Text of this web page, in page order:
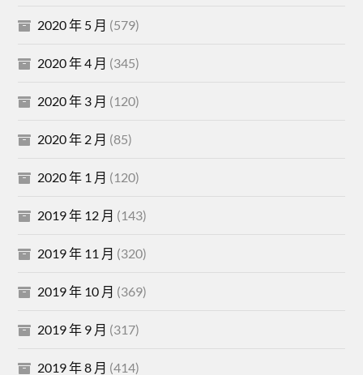
2020 年 5 月 (579)
2020 年 4 月 (345)
2020 年 3 月 (120)
2020 年 2 月 (85)
2020 年 1 月 (120)
2019 年 12 月 (143)
2019 年 11 月 (320)
2019 年 10 月 (369)
2019 年 9 月 (317)
2019 年 8 月 (414)